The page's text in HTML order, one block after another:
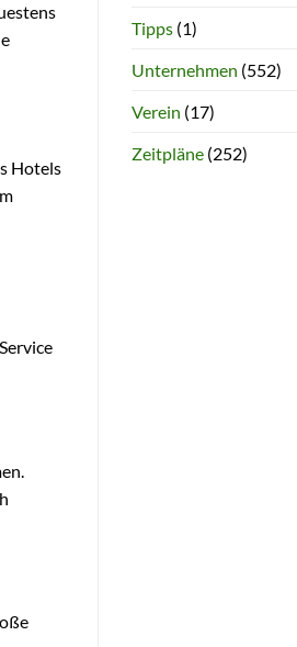
Hotels
Tipps(1)
Unternehmen (552)
Verein (17)
Zeitpläne(252)